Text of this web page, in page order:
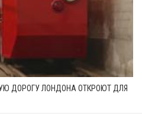
ДОРОГУ ЛОНДОНА ОТКРОЮТ ДЛЯ